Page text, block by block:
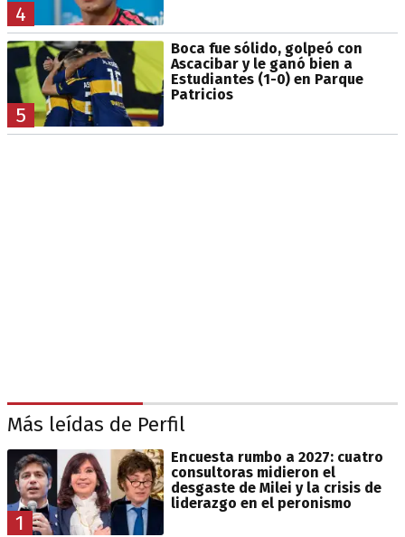
4
5
Boca fue sólido, golpeó con
Ascacibar y le ganó bien a
Estudiantes (1-0) en Parque
Patricios
Más leídas de Perfil
1
Encuesta rumbo a 2027: cuatro
consultoras midieron el
desgaste de Milei y la crisis de
liderazgo en el peronismo